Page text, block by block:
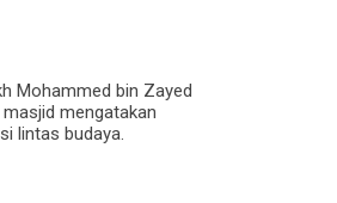
Mohammed bin Zayed
mengatakan
lintas budaya.